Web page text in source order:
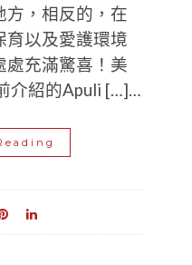
方，相反的，在
育以及愛護環境
處充滿驚喜！美
介紹的Apuli […]…